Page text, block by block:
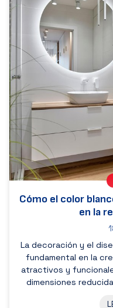
Cómo el color
en la
La decoración y el
fundamental en la
atractivos y
dimensiones